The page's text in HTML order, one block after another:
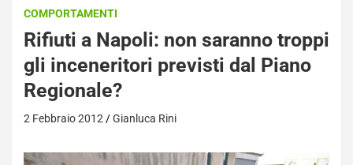
COMPORTAMENTI
Rifiuti a Napoli: non saranno troppi
gli inceneritori previsti dal Piano
Regionale?
2 Febbraio 2012 Gianluca Rini